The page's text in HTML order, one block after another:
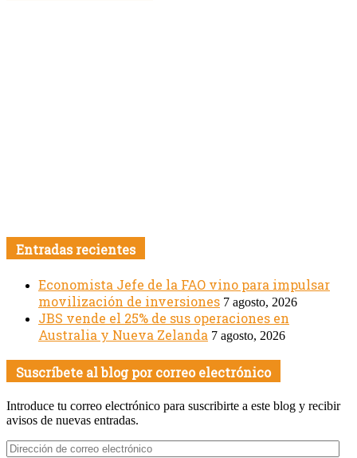
Entradas recientes
Economista Jefe de la FAO vino para impulsar
movilización de inversiones 7 agosto, 2026
JBS vende el 25% de sus operaciones en
Australia y Nueva Zelanda 7 agosto, 2026
Suscríbete al blog por correo electrónico
Introduce tu correo electrónico para suscribirte a este blog y recibir
avisos de nuevas entradas.
Dirección